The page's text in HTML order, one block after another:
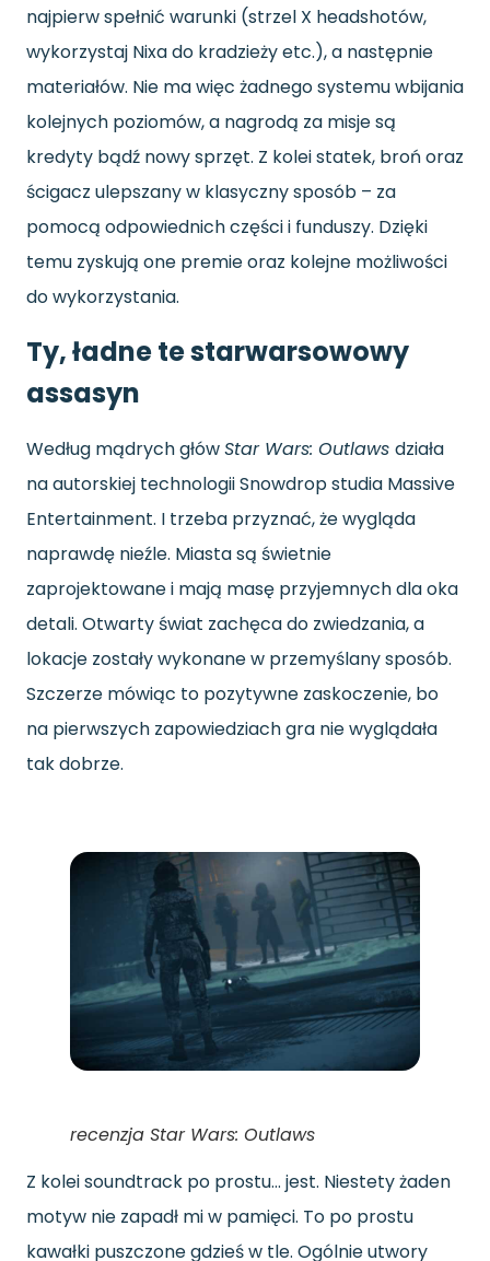
najpierw spełnić warunki (strzel X headshotów,
wykorzystaj Nixa do kradzieży etc.), a następnie
materiałów. Nie ma więc żadnego systemu wbijania
kolejnych poziomów, a nagrodą za misje są
kredyty bądź nowy sprzęt. Z kolei statek, broń oraz
ścigacz ulepszany w klasyczny sposób – za
pomocą odpowiednich części i funduszy. Dzięki
temu zyskują one premie oraz kolejne możliwości
do wykorzystania.
Ty, ładne te starwarsowowy
assasyn
Według mądrych główStar Wars: Outlaws działa
na autorskiej technologii Snowdrop studia Massive
Entertainment. I trzeba przyznać, że wygląda
naprawdę nieźle. Miasta są świetnie
zaprojektowane i mają masę przyjemnych dla oka
detali. Otwarty świat zachęca do zwiedzania, a
lokacje zostały wykonane w przemyślany sposób.
Szczerze mówiąc to pozytywne zaskoczenie, bo
na pierwszych zapowiedziach gra nie wyglądała
tak dobrze.
recenzja Star Wars: Outlaws
Z kolei soundtrack po prostu… jest. Niestety żaden
motyw nie zapadł mi w pamięci. To po prostu
kawałki puszczone gdzieś w tle. Ogólnie utwory